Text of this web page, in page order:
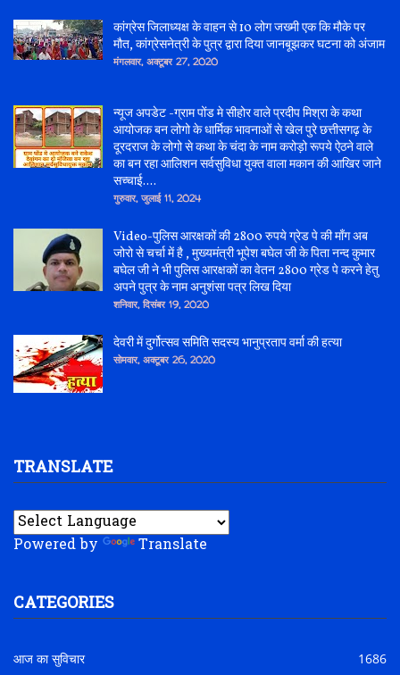
कांग्रेस जिलाध्यक्ष के वाहन से 10 लोग जख्मी एक कि मौके पर
मौत, कांग्रेसनेत्री के पुत्र द्वारा दिया जानबूझकर घटना को अंजाम
मंगलवार, अक्टूबर 27, 2020
न्यूज अपडेट -ग्राम पोंड मे सीहोर वाले प्रदीप मिश्रा के कथा
आयोजक बन लोगो के धार्मिक भावनाओं से खेल पुरे छत्तीसगढ़ के
दूरदराज के लोगो से कथा के चंदा के नाम करोड़ो रूपये ऐठने वाले
का बन रहा आलिशन सर्वसुविधा युक्त वाला मकान की आखिर जाने
सच्चाई....
गुरुवार, जुलाई 11, 2024
Video-पुलिस आरक्षकों की 2800 रुपये ग्रेड पे की माँग अब
जोरो से चर्चा में है , मुख्यमंत्री भूपेश बघेल जी के पिता नन्द कुमार
बघेल जी ने भी पुलिस आरक्षकों का वेतन 2800 ग्रेड पे करने हेतु
अपने पुत्र के नाम अनुशंसा पत्र लिख दिया
शनिवार, दिसंबर 19, 2020
देवरी में दुर्गोत्सव समिति सदस्य भानुप्रताप वर्मा की हत्या
सोमवार, अक्टूबर 26, 2020
TRANSLATE
Powered by Translate
CATEGORIES
आज का सुविचार
1686